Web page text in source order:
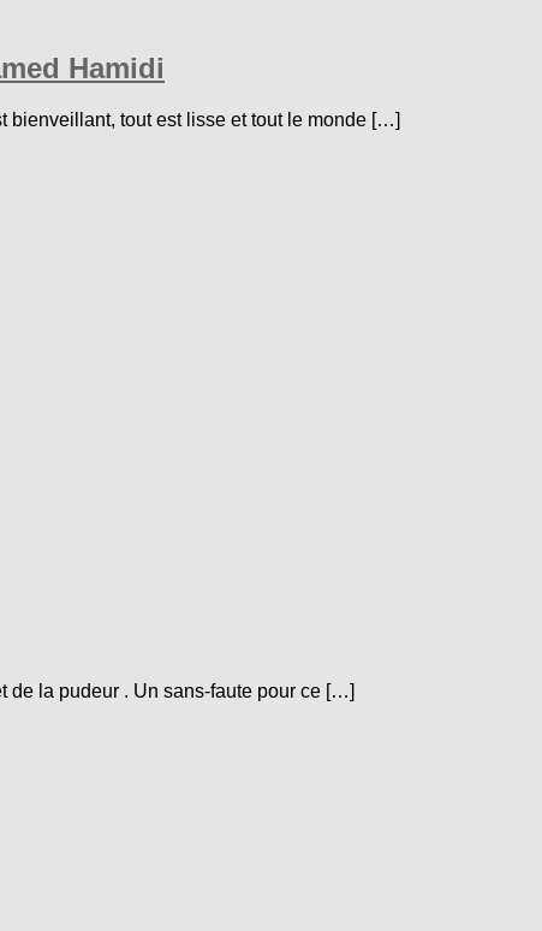
Hamidi
bienveillant, tout est lisse et tout le monde […]
de la pudeur . Un sans-faute pour ce […]